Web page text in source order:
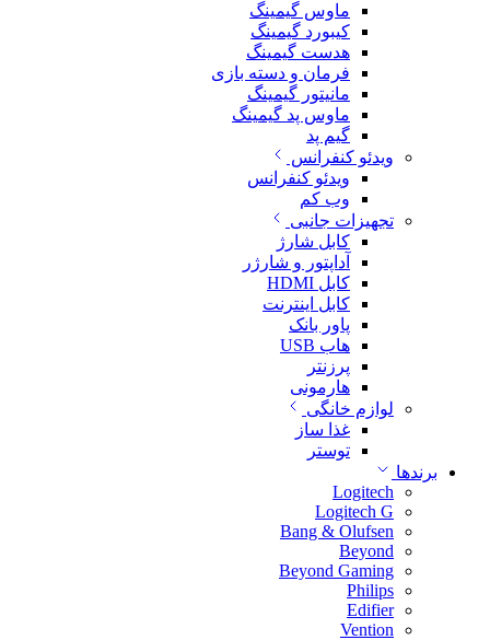
ماوس گیمینگ
کیبورد گیمینگ
هدست گیمینگ
فرمان و دسته بازی
مانیتور گیمینگ
ماوس پد گیمینگ
گیم پد
ویدئو کنفرانس
ویدئو کنفرانس
وب کم
تجهیزات جانبی
کابل شارژ
آداپتور و شارژر
کابل HDMI
کابل اینترنت
پاور بانک
هاب USB
پرزنتر
هارمونی
لوازم خانگی
غذا ساز
توستر
برندها
Logitech
Logitech G
Bang & Olufsen
Beyond
Beyond Gaming
Philips
Edifier
Vention